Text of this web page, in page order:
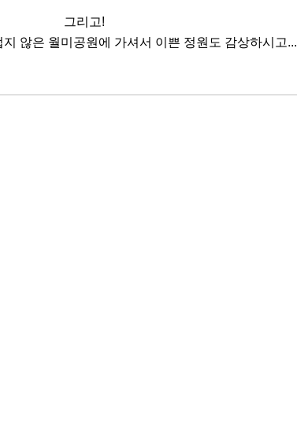
그리고!
않은 월미공원에 가셔서 이쁜 정원도 감상하시고...